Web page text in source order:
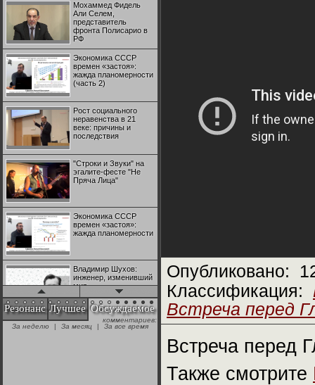
Мохаммед Фидель
Али Селем,
представитель
фронта Полисарио в
РФ
Экономика СССР
времен «застоя»:
жажда планомерности
(часть 2)
Рост социального
неравенства в 21
веке: причины и
последствия
"Строки и Звуки" на
эгалите-фесте "Не
Пряча Лица"
Экономика СССР
времен «застоя»:
жажда планомерности
Владимир Шухов:
инженер, изменивший
мир
"Аркадий Коц" на
эгалите-фесте "Не
Резонанс Лучшее Обсуждаемое
комментариев:
За неделю
| За месяц | За все время
Опубликовано:
Классификация:
Встреча перед
Встреча перед
Также смотрите